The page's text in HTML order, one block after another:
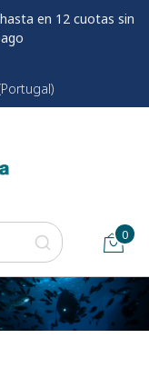
en 12 cuotas sin
0